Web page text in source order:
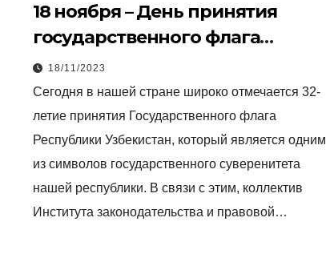
18 ноября – День принятия
государственного флага
Республики Узбекистан.
18/11/2023
Сегодня в нашей стране широко отмечается 32-
летие принятия Государственного флага
Республики Узбекистан, который является одним
из символов государственного суверенитета
нашей республики. В связи с этим, коллектив
Института законодательства и правовой…